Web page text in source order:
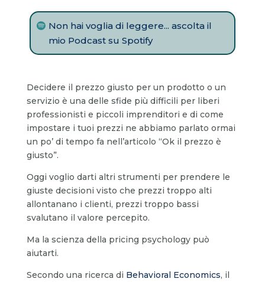
Non hai voglia di leggere... ascolta il
mio Podcast su Spotify
Decidere il prezzo giusto per un prodotto o un
servizio è una delle sfide più difficili per liberi
professionisti e piccoli imprenditori e di come
impostare i tuoi prezzi ne abbiamo parlato ormai
un po’ di tempo fa nell’articolo “Ok il prezzo è
giusto”.
Oggi voglio darti altri strumenti per prendere le
giuste decisioni visto che prezzi troppo alti
allontanano i clienti, prezzi troppo bassi
svalutano il valore percepito.
Ma la scienza della pricing psychology può
aiutarti.
Secondo una ricerca di Behavioral Economics, il